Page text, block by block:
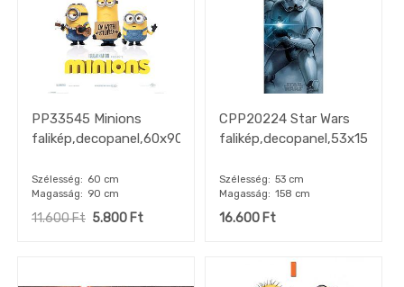
PP33545 Minions
falikép,decopanel,60x90cm"k"
Szélesség
60 cm
Magasság
90 cm
11.600Ft 5.800 Ft
CPP20224 Star Wars
Szélesség
53 cm
Magasság
158 cm
16.600Ft